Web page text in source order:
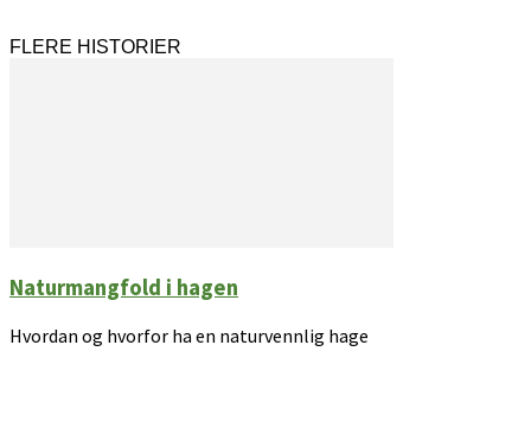
FLERE HISTORIER
Naturmangfold i hagen
Hvordan og hvorfor ha en naturvennlig hage